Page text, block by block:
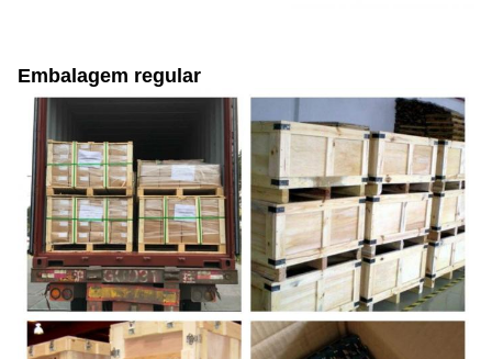
Embalagem regular